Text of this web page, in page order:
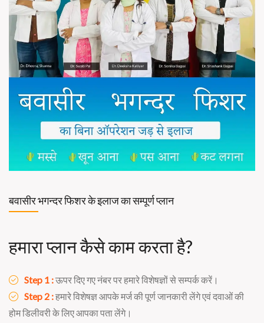
बवासीर भगन्दर फिशर के इलाज का सम्पूर्ण प्लान
हमारा प्लान कैसे काम करता है?
Step 1 :ऊपर दिए गए नंबर पर हमारे विशेषज्ञों से सम्पर्क करें।
Step 2 :हमारे विशेषज्ञ आपके मर्ज की पूर्ण जानकारी लेंगे एवं दवाओं की
होम डिलीवरी के लिए आपका पता लेंगे।